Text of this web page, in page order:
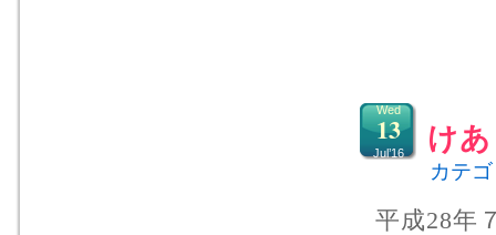
け
Wed
13
Jul’16
カテ
平成28年